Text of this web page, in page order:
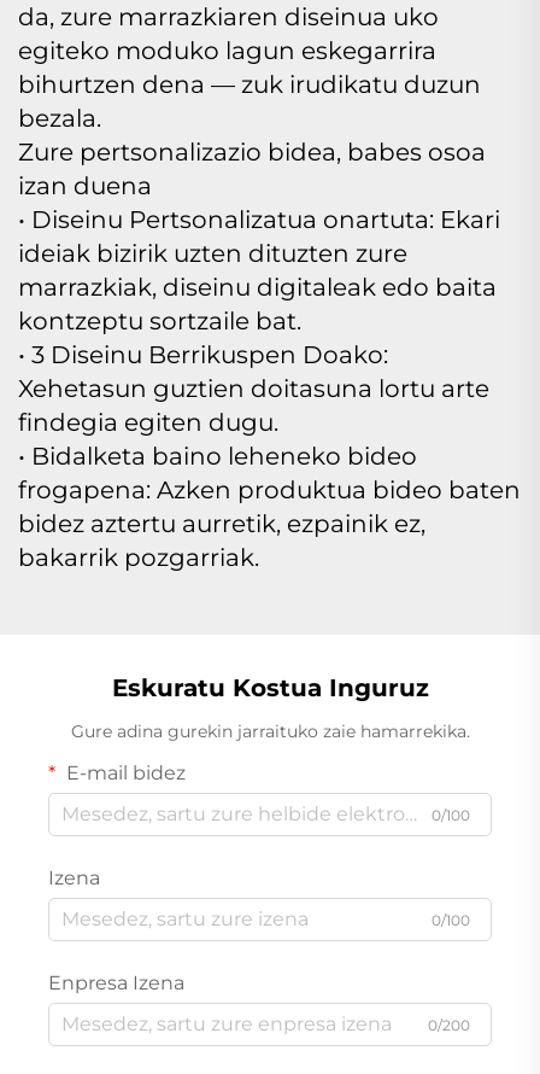
da, zure marrazkiaren diseinua uko
egiteko moduko lagun eskegarrira
bihurtzen dena — zuk irudikatu duzun
bezala.
Zure pertsonalizazio bidea, babes osoa
izan duena
• Diseinu Pertsonalizatua onartuta: Ekari
ideiak bizirik uzten dituzten zure
marrazkiak, diseinu digitaleak edo baita
kontzeptu sortzaile bat.
• 3 Diseinu Berrikuspen Doako:
Xehetasun guztien doitasuna lortu arte
findegia egiten dugu.
• Bidalketa baino leheneko bideo
frogapena: Azken produktua bideo baten
bidez aztertu aurretik, ezpainik ez,
bakarrik pozgarriak.
Eskuratu Kostua Inguruz
Gure adina gurekin jarraituko zaie hamarrekika.
E-mail bidez
0/100
Izena
0/100
Enpresa Izena
0/200